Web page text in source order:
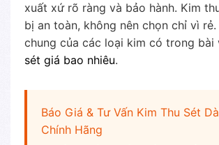
xuất xứ rõ ràng và bảo hành. Kim
bị an toàn, không nên chọn chỉ vì
chung của các loại kim có trong bài
sét giá bao nhiêu.
Báo Giá & Tư Vấn Kim Thu Sét
Chính Hãng